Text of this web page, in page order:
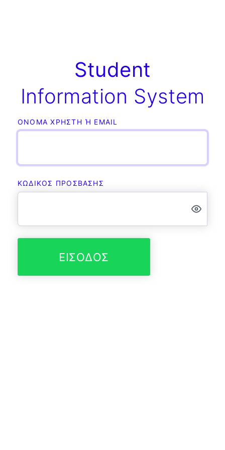
Student
Information System
ΌΝΟΜΑ ΧΡΉΣΤΗ Ή EMAIL
ΚΩΔΙΚΌΣ ΠΡΌΣΒΑΣΗΣ